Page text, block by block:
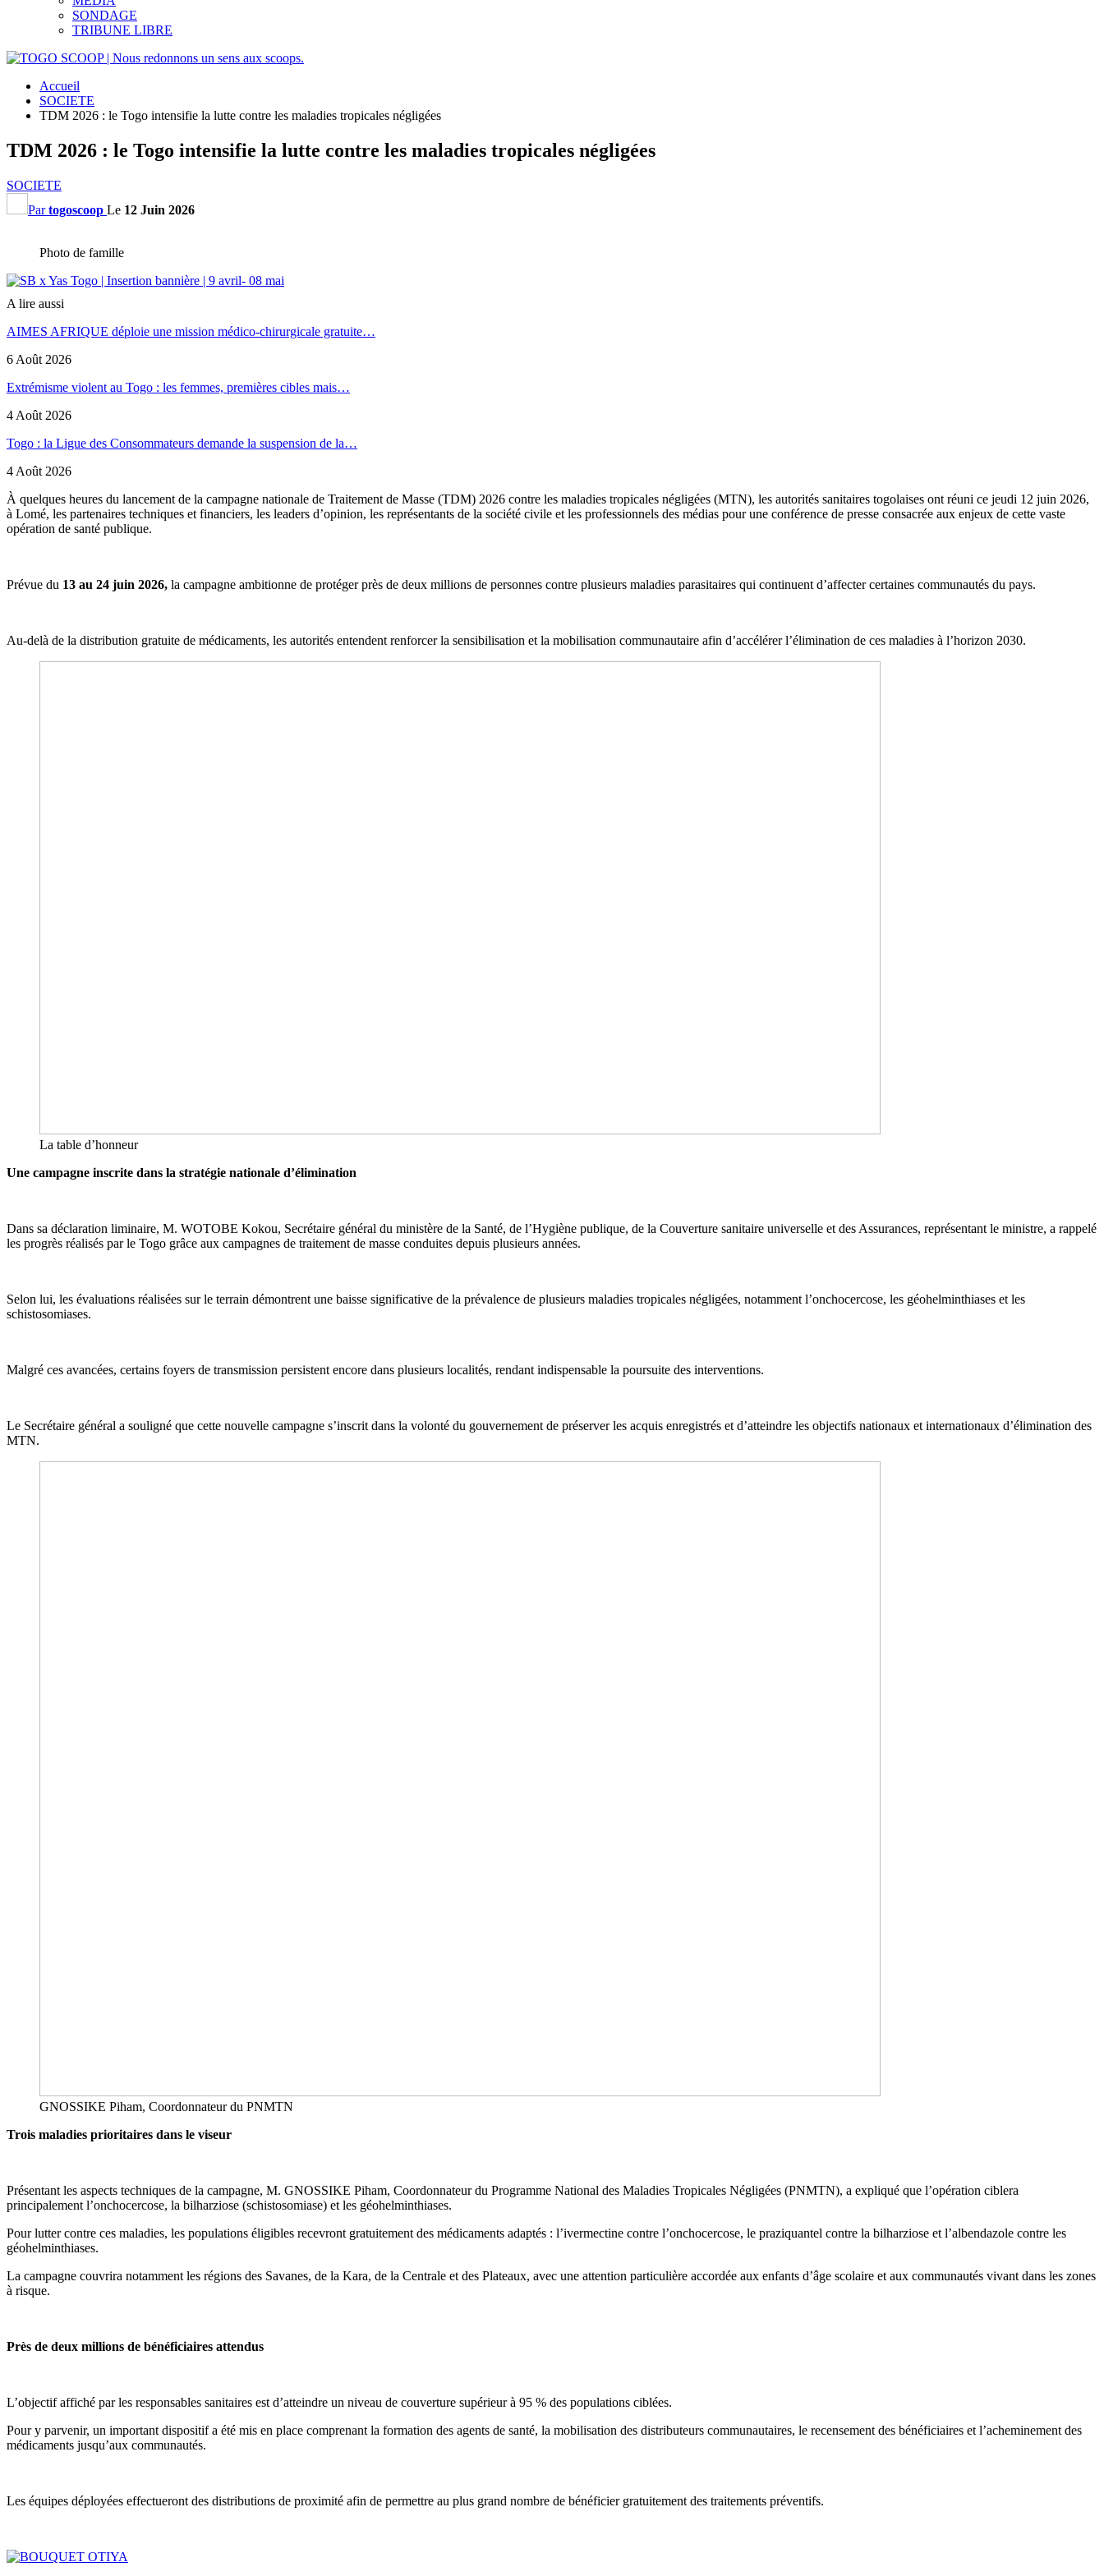
SONDAGE
TRIBUNE LIBRE
Accueil
SOCIETE
TDM 2026 : le Togo intensifie la lutte contre les maladies tropicales négligées
TDM 2026 : le Togo intensifie la lutte contre les maladies tropicales négligées
SOCIETE
Partogoscoop Le 12 Juin 2026
Photo de famille
A lire aussi
AIMES AFRIQUE déploie une mission médico-chirurgicale gratuite…
6 Août 2026
Extrémisme violent au Togo : les femmes, premières cibles mais…
4 Août 2026
Togo : la Ligue des Consommateurs demande la suspension de la…
4 Août 2026
À quelques heures du lancement de la campagne nationale de Traitement de Masse (TDM) 2026 contre les maladies tropicales négligées (MTN), les autorités sanitaires togolaises ont réuni ce jeudi 12 juin 2026,
à Lomé, les partenaires techniques et financiers, les leaders d’opinion, les représentants de la société civile et les professionnels des médias pour une conférence de presse consacrée aux enjeux de cette vaste
opération de santé publique.
Prévue du 13 au 24 juin 2026, la campagne ambitionne de protéger près de deux millions de personnes contre plusieurs maladies parasitaires qui continuent d’affecter certaines communautés du pays.
Au-delà de la distribution gratuite de médicaments, les autorités entendent renforcer la sensibilisation et la mobilisation communautaire afin d’accélérer l’élimination de ces maladies à l’horizon 2030.
La table d’honneur
Une campagne inscrite dans la stratégie nationale d’élimination
Dans sa déclaration liminaire, M. WOTOBE Kokou, Secrétaire général du ministère de la Santé, de l’Hygiène publique, de la Couverture sanitaire universelle et des Assurances, représentant le ministre, a rappelé
les progrès réalisés par le Togo grâce aux campagnes de traitement de masse conduites depuis plusieurs années.
Selon lui, les évaluations réalisées sur le terrain démontrent une baisse significative de la prévalence de plusieurs maladies tropicales négligées, notamment l’onchocercose, les géohelminthiases et les
schistosomiases.
Malgré ces avancées, certains foyers de transmission persistent encore dans plusieurs localités, rendant indispensable la poursuite des interventions.
Le Secrétaire général a souligné que cette nouvelle campagne s’inscrit dans la volonté du gouvernement de préserver les acquis enregistrés et d’atteindre les objectifs nationaux et internationaux d’élimination des
MTN.
GNOSSIKE Piham, Coordonnateur du PNMTN
Trois maladies prioritaires dans le viseur
Présentant les aspects techniques de la campagne, M. GNOSSIKE Piham, Coordonnateur du Programme National des Maladies Tropicales Négligées (PNMTN), a expliqué que l’opération ciblera
principalement l’onchocercose, la bilharziose (schistosomiase) et les géohelminthiases.
Pour lutter contre ces maladies, les populations éligibles recevront gratuitement des médicaments adaptés : l’ivermectine contre l’onchocercose, le praziquantel contre la bilharziose et l’albendazole contre les
géohelminthiases.
La campagne couvrira notamment les régions des Savanes, de la Kara, de la Centrale et des Plateaux, avec une attention particulière accordée aux enfants d’âge scolaire et aux communautés vivant dans les zones
à risque.
Près de deux millions de bénéficiaires attendus
L’objectif affiché par les responsables sanitaires est d’atteindre un niveau de couverture supérieur à 95 % des populations ciblées.
Pour y parvenir, un important dispositif a été mis en place comprenant la formation des agents de santé, la mobilisation des distributeurs communautaires, le recensement des bénéficiaires et l’acheminement des
médicaments jusqu’aux communautés.
Les équipes déployées effectueront des distributions de proximité afin de permettre au plus grand nombre de bénéficier gratuitement des traitements préventifs.